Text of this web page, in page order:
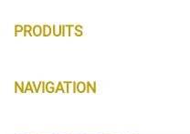
PRODUITS
NAVIGATION